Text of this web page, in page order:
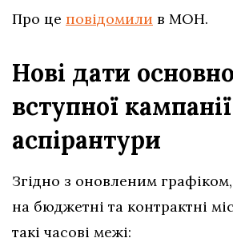
Про це повідомили в МОН.
Нові дати
вступної
аспірантури
Згідно з оновленим
на бюджетні та контрактні
такі часові межі: